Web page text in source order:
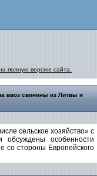
полную версию сайта.
ввоз свинины из Литвы и
сельское хозяйство» с
обсуждены особенности
со стороны Европейского